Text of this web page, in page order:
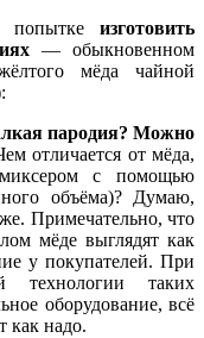
попытке изготовить
— обыкновенном
мёда чайной
пародия? Можно
отличается от мёда,
с помощью
объёма)? Думаю,
Примечательно, что
мёде выглядят как
у покупателей. При
технологии таких
оборудование, всё
как надо.